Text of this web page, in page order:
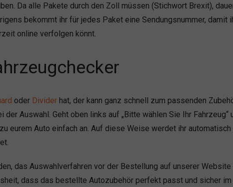
Da alle Pakete durch den Zoll müssen (Stichwort Brexit),
bekommt ihr für jedes Paket eine Sendungsnummer, damit
online verfolgen könnt.
oder Divider hat, der kann ganz schnell zum passenden
Auswahl. Geht oben links auf „Bitte wählen Sie Ihr Fahrzeug“
eurem Auto einfach an. Auf diese Weise werdet ihr automatisch
das Auswahlverfahren vor der Bestellung auf unserer Website
dass das bestellte Autozubehör perfekt passt und sicher im